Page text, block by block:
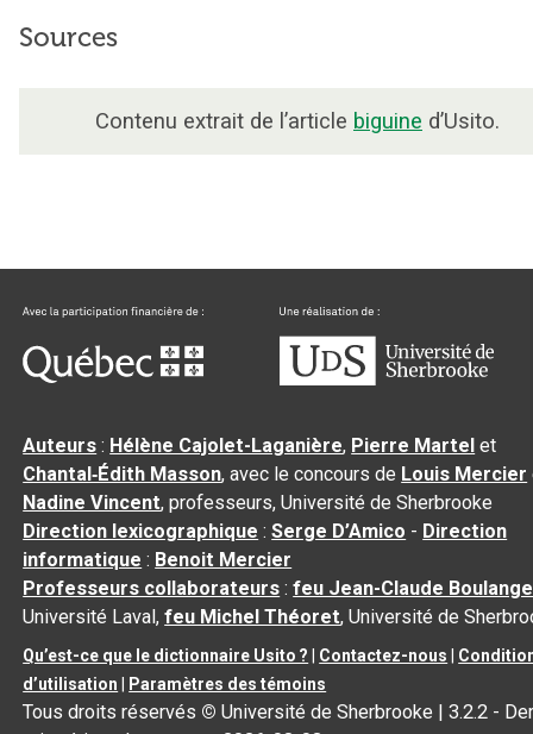
Sources
Contenu extrait de l’article biguine d’Usito.
Auteurs : Hélène Cajolet-Laganière, Pierre Martel et
Chantal‑Édith Masson, avec le concours de Louis Mercier
Nadine Vincent, professeurs, Université de Sherbrooke
Direction lexicographique :Serge D’Amico - Direction
informatique : Benoit Mercier
Professeurs collaborateurs :feu Jean-Claude
Université Laval,feu Michel Théoret, Université de
Qu’est-ce que le dictionnaire Usito ? Contactez-nous
d’utilisation
Paramètres des témoins
Tous droits réservés © Université de Sherbrooke |3.2.2 -